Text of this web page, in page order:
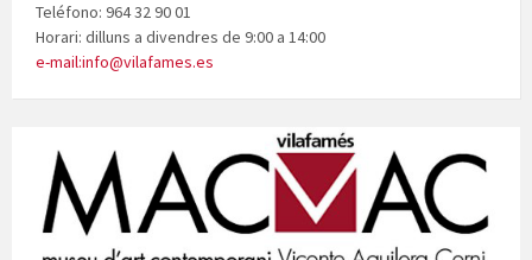
Teléfono: 964 32 90 01
Horari: dilluns a divendres de 9:00 a 14:00
e-mail:info@vilafames.es